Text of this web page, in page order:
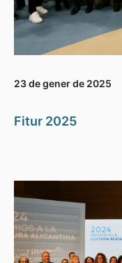
23 de gener de 2025
Fitur 2025